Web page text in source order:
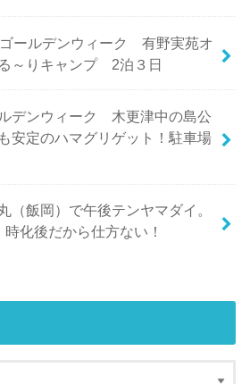
ゴールデンウィーク 有野実苑オ
～りキャンプ 2泊３日
ルデンウィーク 木更津中の島公
安定のハマグリゲット！駐車場
（飯岡）で午後テンヤマダイ。
化後だから仕方ない！